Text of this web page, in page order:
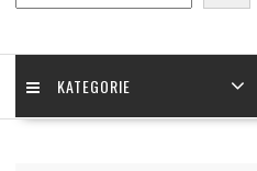
KATEGORIE